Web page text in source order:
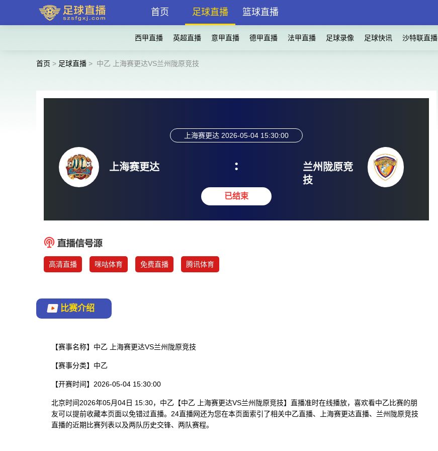
首页 足球直播 篮球直播
西甲直播 英超直播 意甲直播 德甲直播 法甲直播 足球录像 足球快讯 沙特联直播
首页 > 足球直播 > 中乙 上海赛更达VS兰州陇原竞技
上海赛更达
上海赛更达 2026-05-04 15:30:00
:
已结束
兰州陇原竞
技
高清直播 咪咕体育 免费直播 腾讯体育
比赛介绍
【赛事名称】 中乙 上海赛更达VS兰州陇原竞技
【赛事分类】 中乙
【开赛时间】 2026-05-04 15:30:00
北京时间2026年05月04日 15:30，中乙【中乙 上海赛更达VS兰州陇原竞技】直播准时在线播放，喜欢看中乙比赛的朋
友可以提前收藏本页面以免错过直播。24直播网还为您在本页面索引了相关中乙直播、上海赛更达直播、兰州陇原竞技
直播的近期比赛列表以及两队历史交锋、两队赛程。